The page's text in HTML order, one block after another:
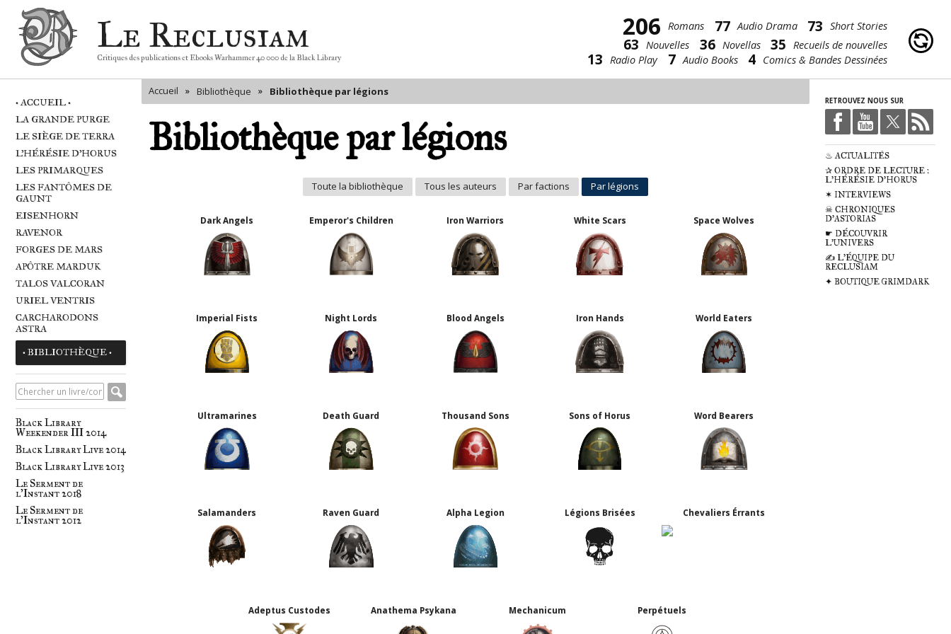
Le Reclusiam
Critiques des publications et Ebooks Warhammer 40 000 de la Black Library
206 Romans 77 Audio Drama 73 Short Stories
63 Nouvelles 36 Novellas 35 Recueils de nouvelles
13 Radio Play 7 Audio Books 4 Comics & Bandes Dessinées
• ACCUEIL •
LA GRANDE PURGE
LE SIÈGE DE TERRA
L'HÉRÉSIE D'HORUS
LES PRIMARQUES
LES FANTÔMES DE
GAUNT
EISENHORN
RAVENOR
FORGES DE MARS
APÔTRE MARDUK
TALOS VALCORAN
URIEL VENTRIS
CARCHARODONS
ASTRA
• BIBLIOTHÈQUE •
Black Library
Weekender III 2014
Black Library Live 2014
Black Library Live 2013
Le Serment de
l'Instant 2018
Le Serment de
l'Instant 2012
RETROUVEZ NOUS SUR
♨ ACTUALITÉS
✰ ORDRE DE LECTURE :
L'HÉRÉSIE D'HORUS
✶ INTERVIEWS
☠ CHRONIQUES
D'ASTORIAS
☛ DÉCOUVRIR
L'UNIVERS
✍ L'ÉQUIPE DU
RECLUSIAM
✦ BOUTIQUE GRIMDARK
Accueil » Bibliothèque » Bibliothèque par légions
Bibliothèque par légions
Toute la bibliothèque Tous les auteurs Par factions Par légions
Dark Angels Emperor's Children Iron Warriors White Scars Space Wolves
Imperial Fists Night Lords Blood Angels Iron Hands World Eaters
Ultramarines Death Guard Thousand Sons Sons of Horus Word Bearers
Salamanders Raven Guard Alpha Legion Légions Brisées Chevaliers Érrants
Adeptus Custodes Anathema Psykana Mechanicum Perpétuels